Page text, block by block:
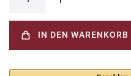
IN DEN WARENKORB